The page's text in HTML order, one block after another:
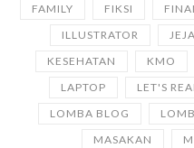
FAMILY
FIKSI
ILLUSTRATOR
KESEHATAN
KMO
LAPTOP
LET'S
LOMBA BLOG
MASAKAN